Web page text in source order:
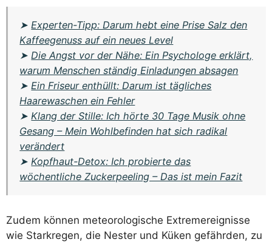
➤ Experten-Tipp: Darum hebt eine Prise Salz den
Kaffeegenuss auf ein neues Level
➤ Die Angst vor der Nähe: Ein Psychologe erklärt,
warum Menschen ständig Einladungen absagen
➤ Ein Friseur enthüllt: Darum ist tägliches
Haarewaschen ein Fehler
➤ Klang der Stille: Ich hörte 30 Tage Musik ohne
Gesang – Mein Wohlbefinden hat sich radikal
verändert
➤ Kopfhaut-Detox: Ich probierte das
wöchentliche Zuckerpeeling – Das ist mein Fazit
Zudem können meteorologische Extremereignisse
wie Starkregen, die Nester und Küken gefährden, zu